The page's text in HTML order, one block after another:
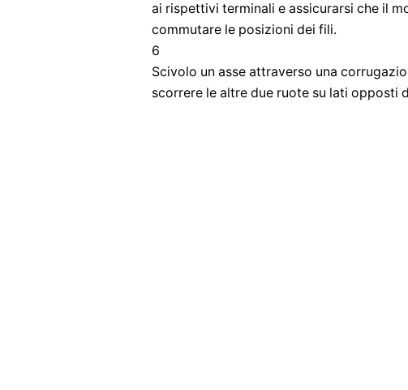
ai rispettivi terminali e assicurarsi che il
commutare le posizioni dei fili.
6
Scivolo un asse attraverso una
scorrere le altre due ruote su lati opposti